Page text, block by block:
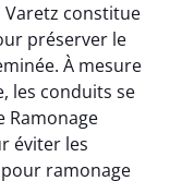
Varetz constitue
préserver le
À mesure
les conduits se
Ramonage
éviter les
ramonage